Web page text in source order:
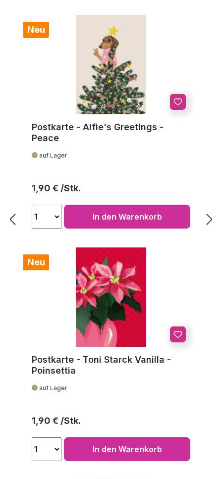
Neu
Postkarte - Alfie's Greetings -
Peace
auf Lager
Regulärer Preis:
1,90 €
In den Warenkorb
Neu
Postkarte - Toni Starck Vanilla -
Poinsettia
auf Lager
Regulärer Preis:
1,90 €
In den Warenkorb